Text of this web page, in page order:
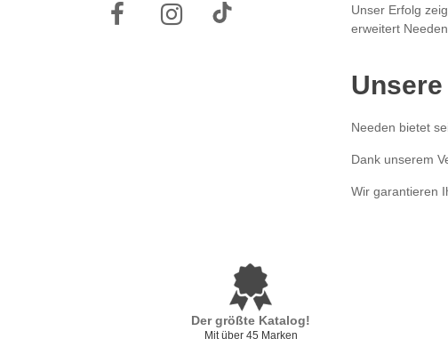
Unser Erfolg
erweitert
Needen bietet
Dank unserem
Wir garantieren
Der größte Katalog!
Mit über 45 Marken